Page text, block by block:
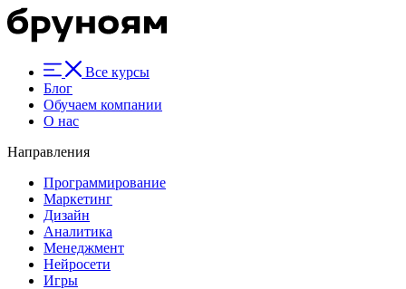
Все курсы
Блог
Обучаем компании
О нас
Направления
Программирование
Маркетинг
Дизайн
Аналитика
Менеджмент
Нейросети
Игры